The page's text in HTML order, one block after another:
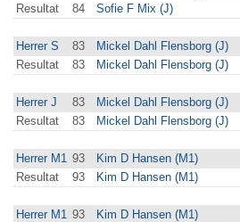
Resultat
84 Sofie F Mix (J)
Herrer S 83 Mickel Dahl Flensborg (J)
Resultat
83 Mickel Dahl Flensborg (J)
Herrer J 83 Mickel Dahl Flensborg (J)
Resultat
83 Mickel Dahl Flensborg (J)
Herrer M1 93 Kim D Hansen (M1)
Resultat
93 Kim D Hansen (M1)
Herrer M1 93 Kim D Hansen (M1)